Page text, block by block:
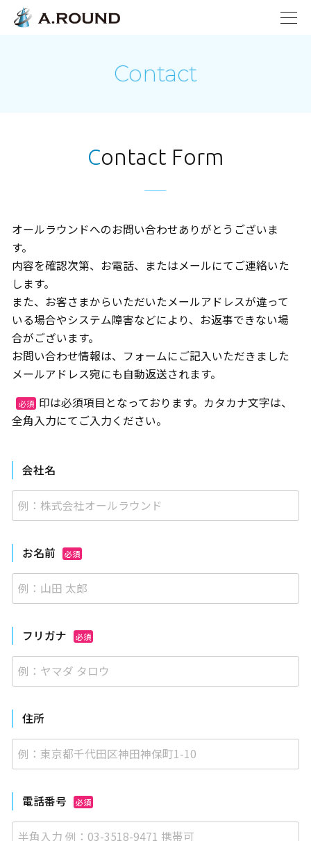
Contact
Contact Form
オールラウンドへのお問い合わせありがとうございま
す。
内容を確認次第、お電話、またはメールにてご連絡いた
します。
また、お客さまからいただいたメールアドレスが違って
いる場合やシステム障害などにより、お返事できない場
合がございます。
お問い合わせ情報は、フォームにご記入いただきました
メールアドレス宛にも自動返送されます。
必須 印は必須項目となっております。カタカナ文字は、
全角入力にてご入力ください。
会社名
お名前 必須
フリガナ 必須
住所
電話番号 必須